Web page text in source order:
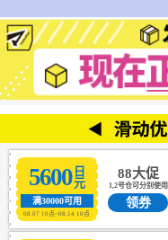
5600日元
满30000可用
08.07 10点~08.14 10点
88大促
1,2号仓可分别使用
领券